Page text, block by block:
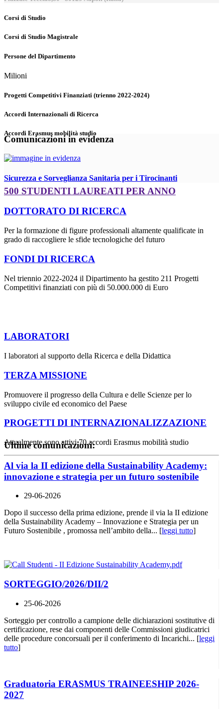
Corsi di Studio
Corsi di Studio Magistrale
Persone del Dipartimento
Milioni
Progetti Competitivi Finanziati (trienno 2022-2024)
Accordi Internazionali di Ricerca
Accordi Erasmus mobilità studio
Comunicazioni in evidenza
Sicurezza e Sorveglianza Sanitaria per i Tirocinanti
500 STUDENTI LAUREATI PER ANNO
DOTTORATO DI RICERCA
Per la formazione di figure professionali altamente qualificate in
grado di raccogliere le sfide tecnologiche del futuro
FONDI DI RICERCA
Nel triennio 2022-2024 il Dipartimento ha gestito 211 Progetti
Competitivi finanziati con più di 50.000.000 di Euro
LABORATORI
I laboratori al supporto della Ricerca e della Didattica
TERZA MISSIONE
Promuovere il progresso della Cultura e delle Scienze per lo
sviluppo civile ed economico del Paese
PROGETTI DI INTERNAZIONALIZZAZIONE
Attualmente sono attivi 70 accordi Erasmus mobilità studio
Ultime comunicazioni:
Al via la II edizione della Sustainability Academy:
innovazione e strategia per un futuro sostenibile
29-06-2026
Dopo il successo della prima edizione, prende il via la II edizione
della Sustainability Academy – Innovazione e Strategia per un
Futuro Sostenibile , promossa nell’ambito della... [leggi tutto]
SORTEGGIO/2026/DII/2
25-06-2026
Sorteggio per controllo a campione delle dichiarazioni sostitutive di
certificazione, rese dai componenti delle Commissioni giudicatrici
delle procedure concorsuali per il conferimento di Incarichi... [leggi
tutto]
Graduatoria ERASMUS TRAINEESHIP 2026-
2027